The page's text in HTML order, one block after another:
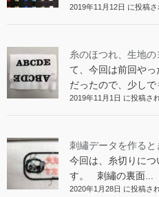
2019年11月12日 に投稿さ
糸のほつれ、生地
て、今回は前回や
だったので、少しで
2019年11月1日 に投稿さ
刺繡データを作る
今回は、糸切りに
す。 刺繡の裏面...
2020年1月28日 に投稿さ